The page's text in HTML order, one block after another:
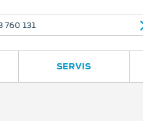
131
SERVIS